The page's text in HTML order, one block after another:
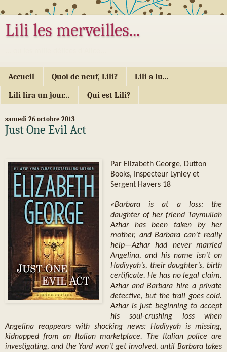
Lili les merveilles...
Accueil Quoi de neuf, Lili? Lili a lu...
Lili lira un jour... Qui est Lili?
samedi 26 octobre 2013
Just One Evil Act
Par Elizabeth George, Dutton
Books, Inspecteur Lynley et
Sergent Havers 18
«Barbara is at a loss: the
daughter of her friend Taymullah
Azhar has been taken by her
mother, and Barbara can’t really
help—Azhar had never married
Angelina, and his name isn’t on
Hadiyyah’s, their daughter’s, birth
certificate. He has no legal claim.
Azhar and Barbara hire a private
detective, but the trail goes cold.
Azhar is just beginning to accept
his soul-crushing loss when
Angelina reappears with shocking news: Hadiyyah is missing,
kidnapped from an Italian marketplace. The Italian police are
investigating, and the Yard won’t get involved, until Barbara takes